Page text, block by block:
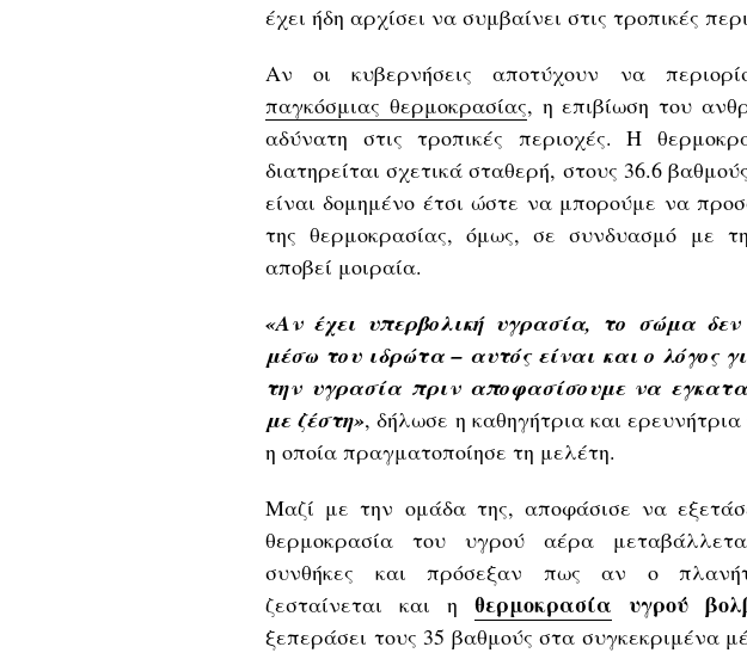
έχει ήδη αρχίσει να συμβαίνει στις τροπικές
Αν οι κυβερνήσεις αποτύχουν να
παγκόσμιας θερμοκρασίας, η επιβίωση του
αδύνατη στις τροπικές περιοχές. Η
διατηρείται σχετικά σταθερή, στους 36.6
είναι δομημένο έτσι ώστε να μπορούμε να
της θερμοκρασίας, όμως, σε συνδυασμό με
αποβεί μοιραία.
«Αν έχει υπερβολική υγρασία, το σώμα
μέσω του ιδρώτα – αυτός είναι και ο λόγος
την υγρασία πριν αποφασίσουμε να
με ζέστη», δήλωσε η καθηγήτρια και ερευνήτρια
η οποία πραγματοποίησε τη μελέτη.
Μαζί με την ομάδα της, αποφάσισε να
θερμοκρασία του υγρού αέρα
συνθήκες και πρόσεξαν πως αν ο
ζεσταίνεται και η θερμοκρασία υγρού
ξεπεράσει τους 35 βαθμούς στα συγκεκριμένα